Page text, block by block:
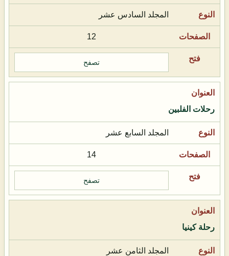
المجلد السادس عشر
12
تصفح
رحلات الفلبين
المجلد السابع عشر
14
تصفح
رحلة كينيا
المجلد الثامن عشر